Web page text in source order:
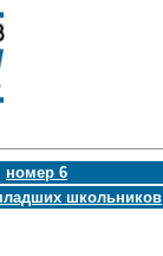
номер 6
школьников